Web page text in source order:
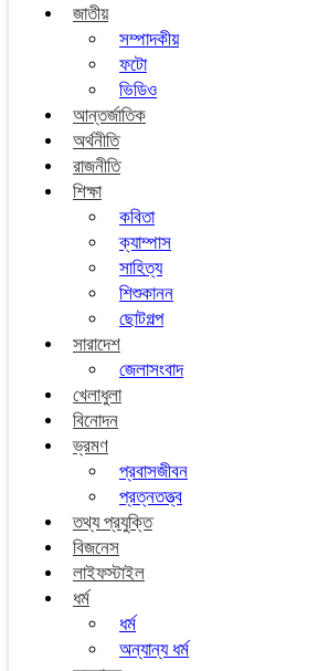
জাতীয়
সম্পাদকীয়
ফটো
ভিডিও
আন্তর্জাতিক
অর্থনীতি
রাজনীতি
শিক্ষা
কবিতা
ক্যাম্পাস
সাহিত্য
শিশুকানন
ছোটগল্প
সারাদেশ
জেলাসংবাদ
খেলাধুলা
বিনোদন
ভ্রমণ
প্রবাসজীবন
প্রত্নতত্ত্ব
তথ্য প্রযুক্তি
বিজনেস
লাইফস্টাইল
ধর্ম
ধর্ম
অন্যান্য ধর্ম